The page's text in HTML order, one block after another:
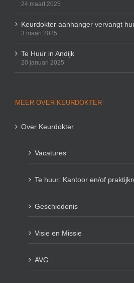
24 maart 2025
Keurdokter aanhanger vervangt
3 maart 2025
Te Huur in Andijk
20 januari 2025
MEER OVER KEURDOKTER
Over Keurdokter
Vacatures
Te huur: Kantoor en/of
Geschiedenis
Visie en Missie
AVG